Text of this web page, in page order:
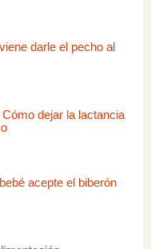
darle el pecho al
dejar la lactancia
acepte el biberón